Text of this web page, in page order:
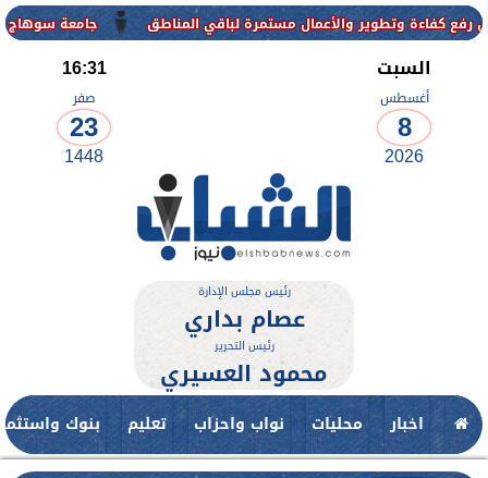
جامعة سوهاج الأهلية تعلن فتح باب التقدم والأعمال مستمرة لباقي المناطق
السبت
أغسطس
8
2026
16:31
صفر
23
1448
رئيس مجلس الإدارة
عصام بداري
رئيس التحرير
محمود العسيري
اخبار محليات نواب واحزاب تعليم بنوك